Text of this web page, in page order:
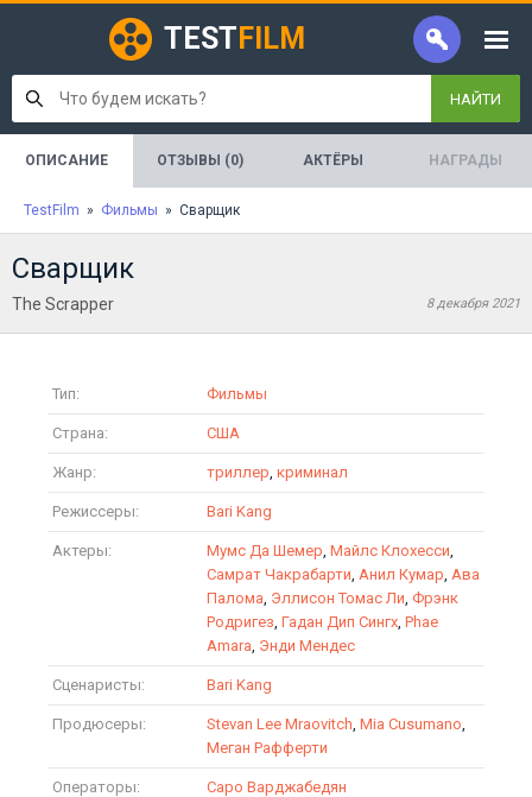
TEST FILM
НАЙТИ
ОПИСАНИЕ ОТЗЫВЫ (0) АКТЁРЫ НАГРАДЫ
TestFilm » Фильмы » Сварщик
Сварщик
The Scrapper 8 декабря 2021
Тип: Фильмы
Страна: США
Жанр: триллер, криминал
Режиссеры: Bari Kang
Актеры: Мумс Да Шемер, Майлс Клохесси,
Самрат Чакрабарти, Анил Кумар, Ава
Палома, Эллисон Томас Ли, Фрэнк
Родригез, Гадан Дип Сингх, Phae
Amara, Энди Мендес
Сценаристы: Bari Kang
Продюсеры: Stevan Lee Mraovitch, Mia Cusumano,
Меган Рафферти
Операторы: Саро Варджабедян